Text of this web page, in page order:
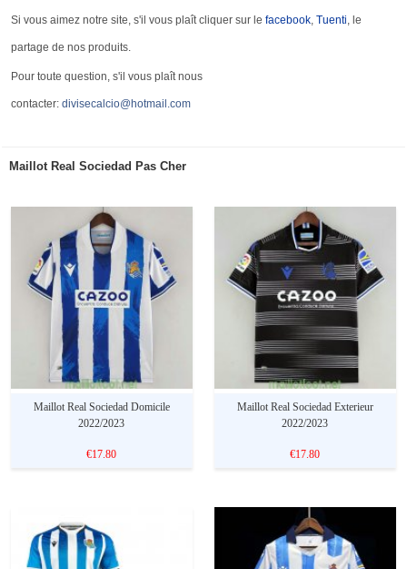
Si vous aimez notre site, s'il vous plaît cliquer sur le facebook, Tuenti, le
partage de nos produits.
Pour toute question, s'il vous plaît nous
contacter: divisecalcio@hotmail.com
Maillot Real Sociedad Pas Cher
Maillot Real Sociedad Domicile
2022/2023
€17.80
Maillot Real Sociedad Exterieur
2022/2023
€17.80